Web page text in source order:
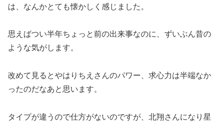
は、なんかとても懐かしく感じました。
思えばつい半年ちょっと前の出来事なのに、ずいぶん昔の
ような気がします。
改めて見るとやはりちえさんのパワー、求心力は半端なか
ったのだなあと思います。
タイプが違うので仕方がないのですが、北翔さんになり星